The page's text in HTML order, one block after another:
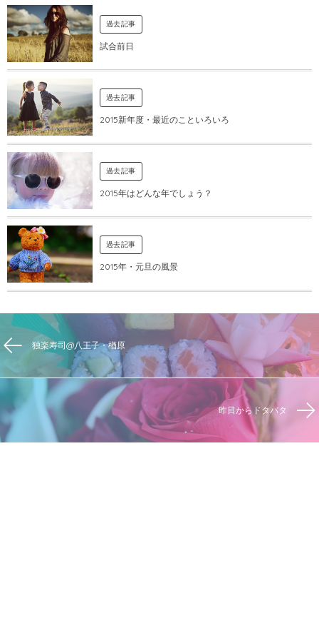
過去記事
試合前日
過去記事
2015新年度・最近のこといろいろ
過去記事
2015年はどんな年でしょう？
過去記事
2015年・元旦の風景
独楽寿司@八王子・楢原
昨日からドタバタ